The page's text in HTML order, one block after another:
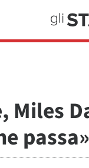
Miles
passa»